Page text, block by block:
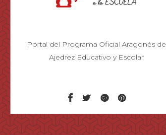
Portal del Programa Oficial Aragonés de
Ajedrez Educativo y Escolar